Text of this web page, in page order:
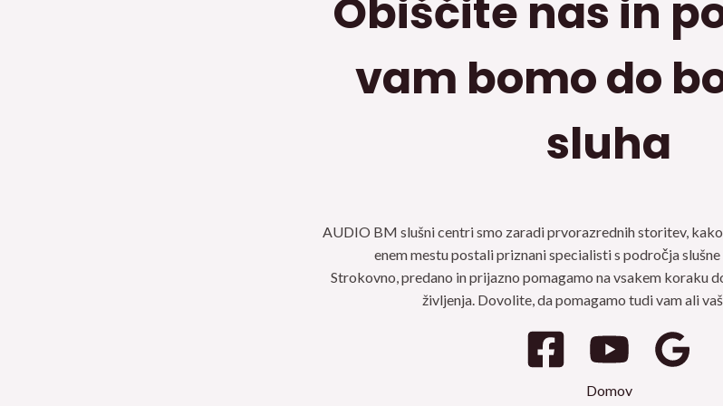
Obiščite nas in
vam bomo do
sluha
AUDIO BM slušni centri smo zaradi prvorazrednih storitev,
enem mestu postali priznani specialisti s področja
Strokovno, predano in prijazno pomagamo na vsakem koraku
življenja. Dovolite, da pomagamo tudi vam ali
Domov